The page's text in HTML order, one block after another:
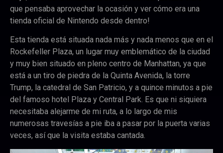
que pensaba aprovechar la ocasión y ver cómo era una
tienda oficial de Nintendo desde dentro!
Esta tienda está situada nada más y nada menos que en el
Rockefeller Plaza, un lugar muy emblemático de la ciudad
y muy bien situado en pleno centro de Manhattan, ya que
está a un tiro de piedra de la Quinta Avenida, la torre
Trump, la catedral de San Patricio, y a quince minutos a pie
del famoso hotel Plaza y Central Park. Es que ni siquiera
necesitaba alejarme de mi ruta, a lo largo de mis
numerosas travesías a pie iba a pasar por la puerta varias
veces, así que la visita estaba cantada.